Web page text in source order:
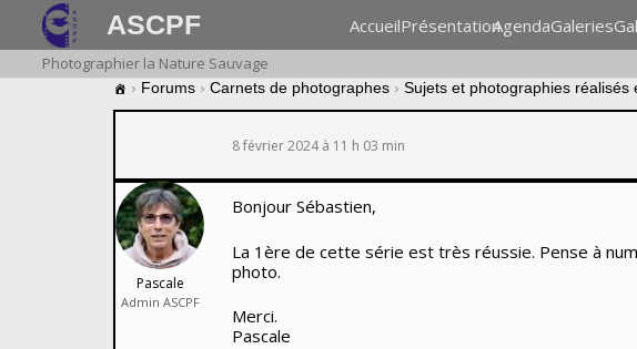
ASCPF AccueilPrésentationAgendaGaleries
Photographier la Nature Sauvage
› Forums › Carnets de photographes › Sujets et photographies réalisés
8 février 2024 à 11 h 03 min
Pascale
Admin ASCPF
Bonjour Sébastien,
La 1ère de cette série est très réussie. Pense à
photo.
Merci.
Pascale